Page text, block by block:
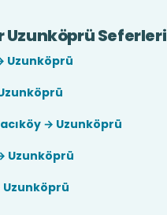
Uzunköprü Seferleri
Uzunköprü
→ Uzunköprü
Uzunköprü